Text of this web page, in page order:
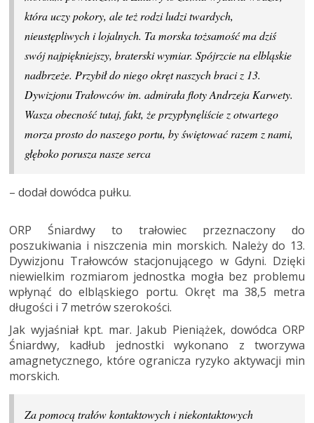
która uczy pokory, ale też rodzi ludzi twardych,
nieustępliwych i lojalnych. Ta morska tożsamość ma dziś
swój najpiękniejszy, braterski wymiar. Spójrzcie na elbląskie
nadbrzeże. Przybił do niego okręt naszych braci z 13.
Dywizjonu Trałowców im. admirała floty Andrzeja Karwety.
Wasza obecność tutaj, fakt, że przypłynęliście z otwartego
morza prosto do naszego portu, by świętować razem z nami,
głęboko porusza nasze serca
– dodał dowódca pułku.
ORP Śniardwy to trałowiec przeznaczony do
poszukiwania i niszczenia min morskich. Należy do 13.
Dywizjonu Trałowców stacjonującego w Gdyni. Dzięki
niewielkim rozmiarom jednostka mogła bez problemu
wpłynąć do elbląskiego portu. Okręt ma 38,5 metra
długości i 7 metrów szerokości.
Jak wyjaśniał kpt. mar. Jakub Pieniążek, dowódca ORP
Śniardwy, kadłub jednostki wykonano z tworzywa
amagnetycznego, które ogranicza ryzyko aktywacji min
morskich.
Za pomocą trałów kontaktowych i niekontaktowych